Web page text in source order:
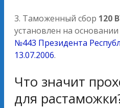
3. Таможенный сбор 120
установлен на основании
№443 Президента
13.07.2006.
Что значит
для